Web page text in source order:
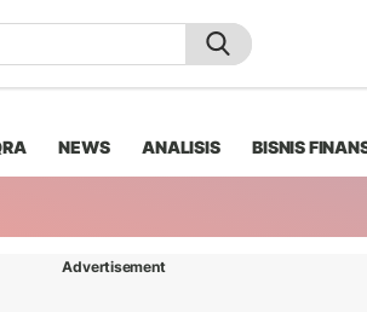
NEWS ANALISIS BISNIS
Advertisement